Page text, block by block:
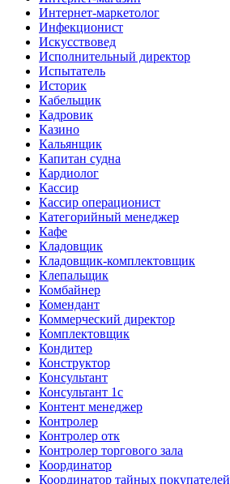
Интернет-маркетолог
Инфекционист
Искусствовед
Исполнительный директор
Испытатель
Историк
Кабельщик
Кадровик
Казино
Кальянщик
Капитан судна
Кардиолог
Кассир
Кассир операционист
Категорийный менеджер
Кафе
Кладовщик
Кладовщик-комплектовщик
Клепальщик
Комбайнер
Комендант
Коммерческий директор
Комплектовщик
Кондитер
Конструктор
Консультант
Консультант 1с
Контент менеджер
Контролер
Контролер отк
Контролер торгового зала
Координатор
Координатор тайных покупателей